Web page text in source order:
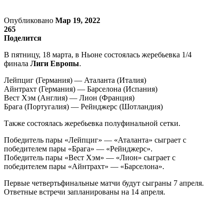
Опубликовано Мар 19, 2022
265
Поделится
В пятницу, 18 марта, в Ньоне состоялась жеребьевка 1/4
финала Лиги Европы.
Лейпциг (Германия) — Аталанта (Италия)
Айнтрахт (Германия) — Барселона (Испания)
Вест Хэм (Англия) — Лион (Франция)
Брага (Португалия) — Рейнджерс (Шотландия)
Также состоялась жеребьевка полуфинальной сетки.
Победитель пары «Лейпциг» — «Аталанта» сыграет с
победителем пары «Брага» — «Рейнджерс».
Победитель пары «Вест Хэм» — «Лион» сыграет с
победителем пары «Айнтрахт» — «Барселона».
Первые четвертьфинальные матчи будут сыграны 7 апреля.
Ответные встречи запланированы на 14 апреля.